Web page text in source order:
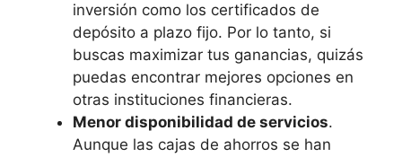
inversión como los certificados de
depósito a plazo fijo. Por lo tanto, si
buscas maximizar tus ganancias, quizás
puedas encontrar mejores opciones en
otras instituciones financieras.
Menor disponibilidad de servicios.
Aunque las cajas de ahorros se han